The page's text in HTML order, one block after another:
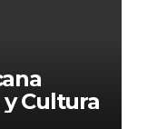
Cultura